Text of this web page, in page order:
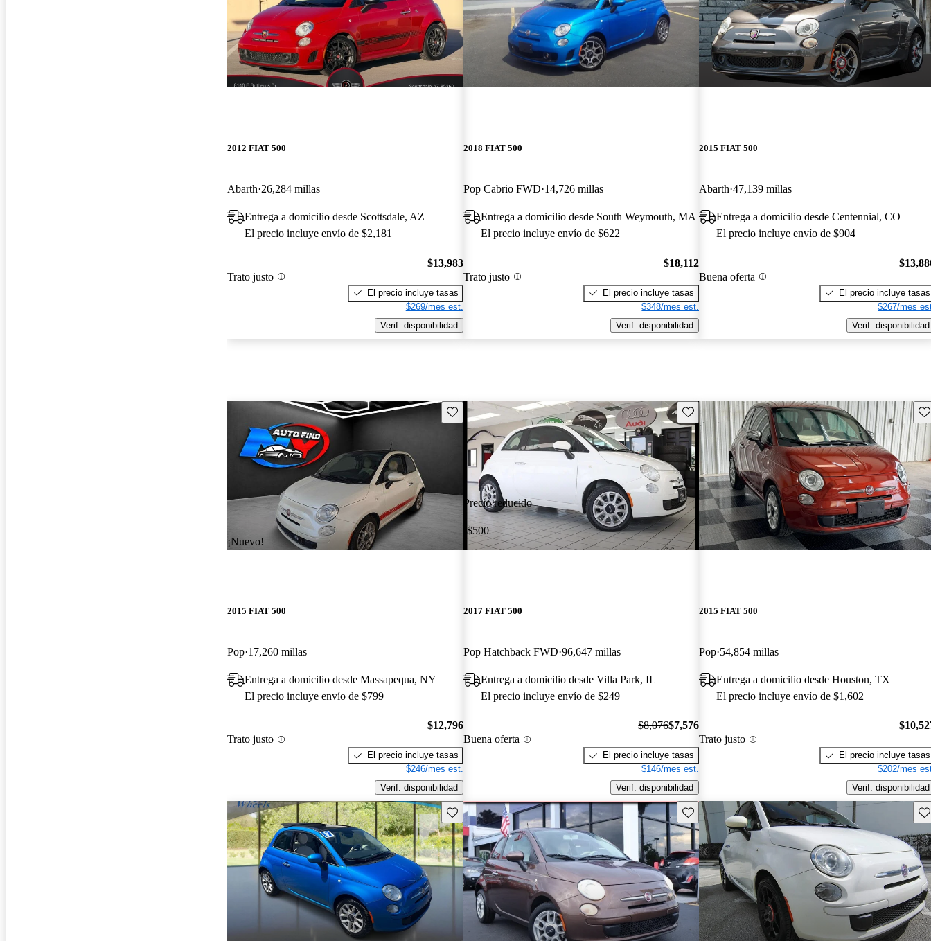
2012 FIAT 500
Abarth 26,284 millas
Entrega a domicilio desde Scottsdale, AZ
El precio incluye envío de $2,181
Trato justo
$13,983
El precio incluye tasas
$269/mes est.
Verif. disponibilidad
2018 FIAT 500
Pop Cabrio FWD 14,726 millas
Entrega a domicilio desde South Weymouth, MA
El precio incluye envío de $622
Trato justo
$18,112
El precio incluye tasas
$348/mes est.
Verif. disponibilidad
2015 FIAT 500
Abarth 47,139 millas
Entrega a domicilio desde Centennial, CO
El precio incluye envío de $904
Buena oferta
El precio incluye tasas
$267/mes
Verif. disponibilidad
¡Nuevo!
Guarda este Aviso
2015 FIAT 500
Pop 17,260 millas
Entrega a domicilio desde Massapequa, NY
El precio incluye envío de $799
Trato justo
$12,796
El precio incluye tasas
$246/mes est.
Verif. disponibilidad
Precio reducido
-$500
Guarda este Aviso
2017 FIAT 500
Pop Hatchback FWD 96,647 millas
Entrega a domicilio desde Villa Park, IL
El precio incluye envío de $249
Buena oferta
$8,076$7,576
El precio incluye tasas
$146/mes est.
Verif. disponibilidad
2015 FIAT 500
Pop 54,854 millas
Entrega a domicilio desde Houston, TX
El precio incluye envío de $1,602
Trato justo
El precio incluye tasas
$202/mes
Verif. disponibilidad
Guarda este Aviso Guarda este Aviso